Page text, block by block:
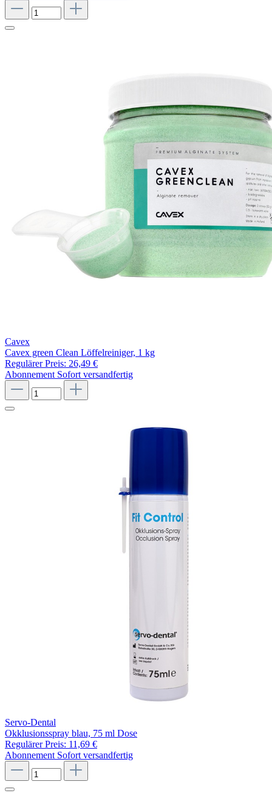
Cavex
Cavex green Clean Löffelreiniger, 1 kg
Regulärer Preis: 26,49 €
Abonnement Sofort versandfertig
Servo-Dental
Okklusionsspray blau, 75 ml Dose
Regulärer Preis: 11,69 €
Abonnement Sofort versandfertig